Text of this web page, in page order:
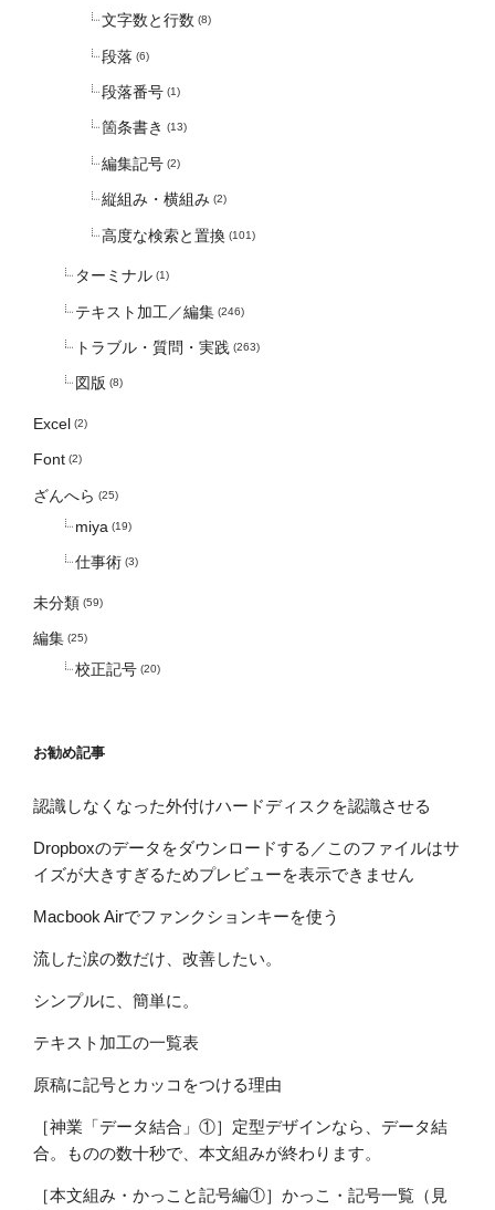
文字数と行数 (8)
段落 (6)
段落番号 (1)
箇条書き (13)
編集記号 (2)
縦組み・横組み (2)
高度な検索と置換 (101)
ターミナル (1)
テキスト加工／編集 (246)
トラブル・質問・実践 (263)
図版 (8)
Excel (2)
Font (2)
ざんへら (25)
miya (19)
仕事術 (3)
未分類 (59)
編集 (25)
校正記号 (20)
お勧め記事
認識しなくなった外付けハードディスクを認識させる
Dropboxのデータをダウンロードする／このファイルはサ
イズが大きすぎるためプレビューを表示できません
Macbook Airでファンクションキーを使う
流した涙の数だけ、改善したい。
シンプルに、簡単に。
テキスト加工の一覧表
原稿に記号とカッコをつける理由
［神業「データ結合」①］定型デザインなら、データ結
合。ものの数十秒で、本文組みが終わります。
［本文組み・かっこと記号編①］かっこ・記号一覧（見